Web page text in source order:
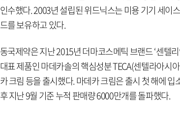
인수했다. 2003년 설립된 위드닉스는 미용 기기 세이
드를 보유하고 있다.
동국제약은 지난 2015년 더마코스메틱 브랜드 ‘센텔
대표 제품인 마데카솔의 핵심성분 TECA(센텔라아시
카 크림 등을 출시했다. 마데카 크림은 출시 첫 해에
후 지난 9월 기준 누적 판매량 6000만개를 돌파했다.